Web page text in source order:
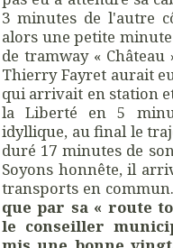
3 minutes de l'autre
alors une petite
de tramway «
Thierry Fayret aurait
qui arrivait en station
la Liberté en 5
idyllique, au final le
duré 17 minutes de
Soyons honnête, il
transports en commun.
que par sa « route
le conseiller